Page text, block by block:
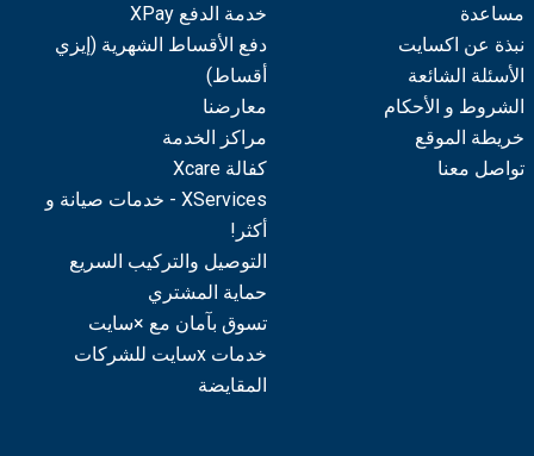
مساعدة
نبذة عن اكسايت
الأسئلة الشائعة
الشروط و الأحكام
خريطة الموقع
تواصل معنا
خدمة الدفع XPay
دفع الأقساط الشهرية (إيزي
أقساط)
معارضنا
مراكز الخدمة
كفالة Xcare
XServices - خدمات صيانة و
أكثر!
التوصيل والتركيب السريع
حماية المشتري
تسوق بآمان مع ×سايت
خدمات xسايت للشركات
المقايضة